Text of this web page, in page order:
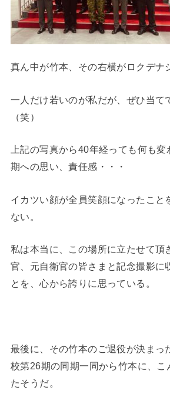
真ん中が竹本、その右横がロクデナ
一人だけ若いのが私だが、ぜひ当て
（笑）
上記の写真から40年経っても何も
期への思い、責任感・・・
イカツい顔が全員笑顔になったこと
ない。
私は本当に、この場所に立たせて頂
官、元自衛官の皆さまと記念撮影に
とを、心から誇りに思っている。
最後に、その竹本のご退役が決まっ
校第26期の同期一同から竹本に、こ
たそうだ。